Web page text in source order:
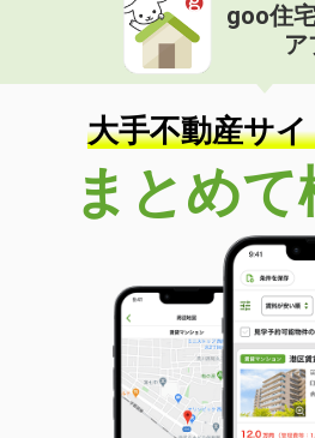
goo住
ア
大手不動産サイ
まとめて